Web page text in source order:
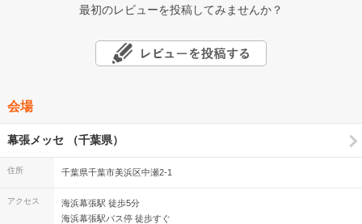
最初のレビューを投稿してみませんか？
会場
幕張メッセ （千葉県）
住所 千葉県千葉市美浜区中瀬2-1
アクセス
海浜幕張駅 徒歩5分
海浜幕張駅バス停 徒歩すぐ